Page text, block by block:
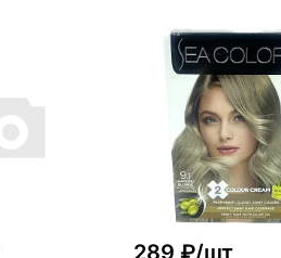
289 ₽/шт